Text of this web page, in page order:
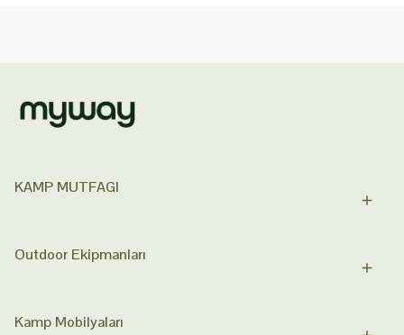
KAMP MUTFAGI
Outdoor Ekipmanları
Kamp Mobilyaları